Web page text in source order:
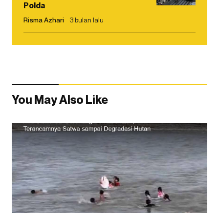
Polda
Risma Azhari 3 bulan lalu
You May Also Like